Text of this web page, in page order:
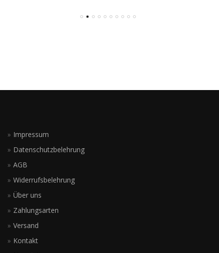
Impressum
Datenschutzbelehrung
AGB
Widerrufsbelehrung
Über uns
Zahlungsarten
Versand
Kontakt